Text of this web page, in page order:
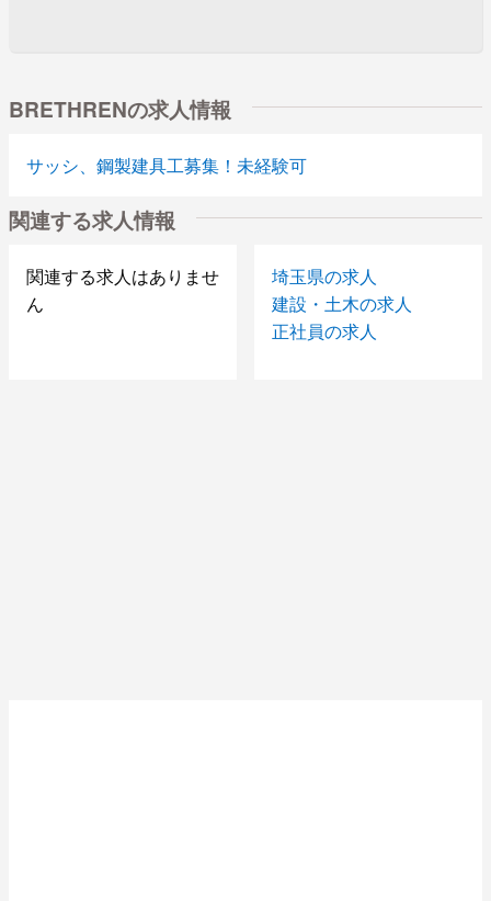
BRETHRENの求人情報
サッシ、鋼製建具工募集！未経験可
関連する求人情報
関連する求人はありませ
ん
埼玉県の求人
建設・土木の求人
正社員の求人